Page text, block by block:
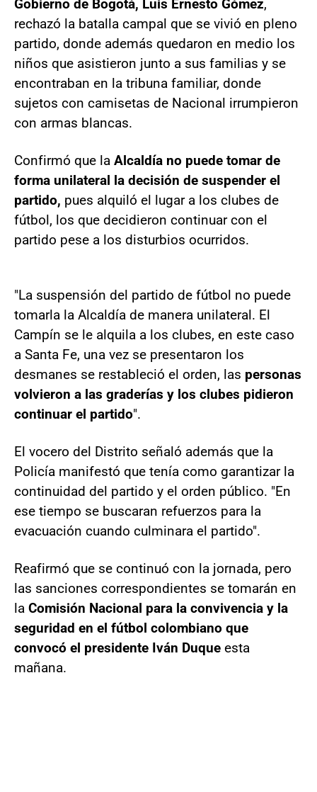
Gobierno de Bogotá, Luis Ernesto Gómez,
rechazó la batalla campal que se vivió en pleno
partido, donde además quedaron en medio los
niños que asistieron junto a sus familias y se
encontraban en la tribuna familiar, donde
sujetos con camisetas de Nacional irrumpieron
con armas blancas.
Confirmó que la Alcaldía no puede tomar de
forma unilateral la decisión de suspender el
partido, pues alquiló el lugar a los clubes de
fútbol, los que decidieron continuar con el
partido pese a los disturbios ocurridos.
"La suspensión del partido de fútbol no puede
tomarla la Alcaldía de manera unilateral. El
Campín se le alquila a los clubes, en este caso
a Santa Fe, una vez se presentaron los
desmanes se restableció el orden, las personas
volvieron a las graderías y los clubes pidieron
continuar el partido".
El vocero del Distrito señaló además que la
Policía manifestó que tenía como garantizar la
continuidad del partido y el orden público. "En
ese tiempo se buscaran refuerzos para la
evacuación cuando culminara el partido".
Reafirmó que se continuó con la jornada, pero
las sanciones correspondientes se tomarán en
la Comisión Nacional para la convivencia y la
seguridad en el fútbol colombiano que
convocó el presidente Iván Duque esta
mañana.